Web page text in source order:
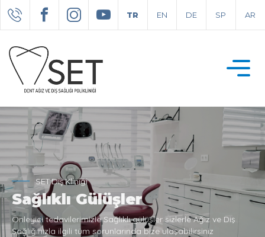
TR EN DE SP AR
SET Diş Kliniği
Sağlıklı Gülüşler
Önleyici tedavilerimizle Sağlıklı gülüşler sizlerle Ağız ve Diş
Sağlığınızla ilgili tüm sorunlarında bize ulaşabilirsiniz